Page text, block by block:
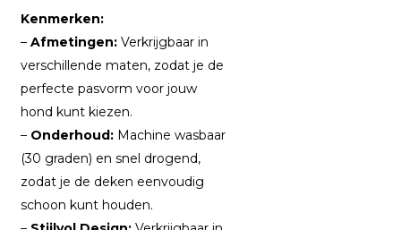
Kenmerken:
– Afmetingen:Verkrijgbaar in
verschillende maten, zodat je de
perfecte pasvorm voor jouw
hond kunt kiezen.
– Onderhoud:Machine wasbaar
(30 graden) en snel drogend,
zodat je de deken eenvoudig
schoon kunt houden.